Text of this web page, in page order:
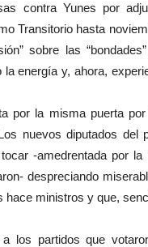
contra Yunes por
Transitorio hasta
sobre las
energía y, ahora,
por la misma puerta
nuevos diputados del
-amedrentada por la
despreciando
ministros y que,
los partidos que